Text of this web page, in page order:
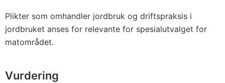
Plikter som omhandler jordbruk og driftspraksis i
jordbruket anses for relevante for spesialutvalget for
matområdet.
Vurdering